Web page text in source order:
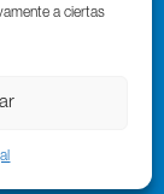
a ciertas
Sebastián